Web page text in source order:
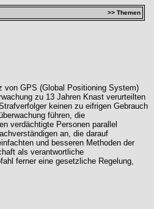
>> Themen
von GPS (Global Positioning System)
zu 13 Jahren Knast verurteilten
keinen zu eifrigen Gebrauch
führen, die
verdächtigte Personen parallel
an, die darauf
und besseren Methoden der
als verantwortliche
ferner eine gesetzliche Regelung,